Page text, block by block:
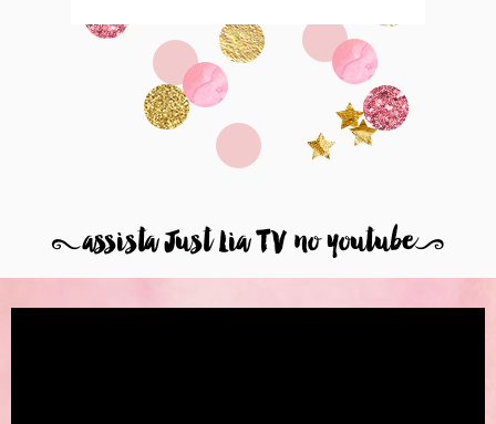
8assista Just Lia TV no youtube9